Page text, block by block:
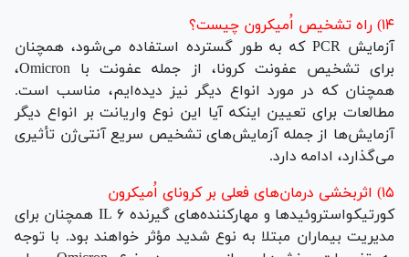
۱۴) راه تشخیص اُمیکرون چیست؟
آزمایش PCR که به طور گسترده استفاده می‌شود، همچنان
برای تشخیص عفونت کرونا، از جمله عفونت با Omicron،
همچنان که در مورد انواع دیگر نیز دیده‌ایم، مناسب است.
مطالعات برای تعیین اینکه آیا این نوع واریانت بر انواع دیگر
آزمایش‌ها از جمله آزمایش‌های تشخیص سریع آنتی‌ژن تأثیری
می‌گذارد، ادامه دارد.
۱۵) اثربخشی درمان‌های فعلی بر کرونای اُمیکرون
کورتیکواستروئید‌ها و مهارکننده‌های گیرنده IL ۶ همچنان برای
مدیریت بیماران مبتلا به نوع شدید مؤثر خواهند بود. با توجه